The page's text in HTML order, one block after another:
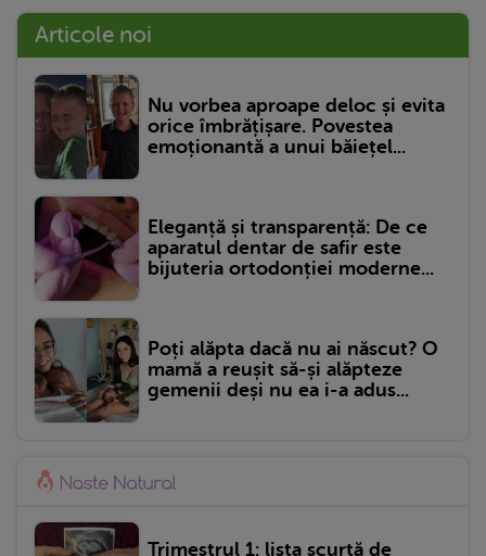
Articole noi
Nu vorbea aproape deloc și evita
orice îmbrățișare. Povestea
emoționantă a unui băiețel...
Eleganță și transparență: De ce
aparatul dentar de safir este
bijuteria ortodonției moderne...
Poți alăpta dacă nu ai născut? O
mamă a reușit să-și alăpteze
gemenii deși nu ea i-a adus...
Trimestrul 1: lista scurtă de